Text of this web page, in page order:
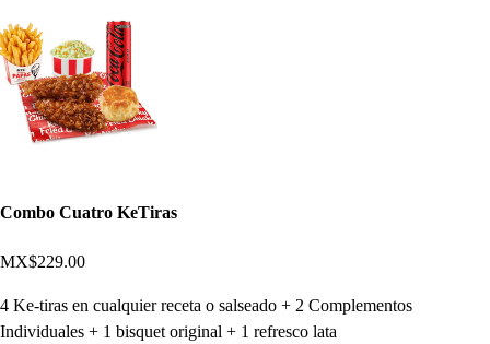
Combo Cuatro KeTiras
MX$229.00
4 Ke-tiras en cualquier receta o salseado + 2 Complementos
Individuales + 1 bisquet original + 1 refresco lata